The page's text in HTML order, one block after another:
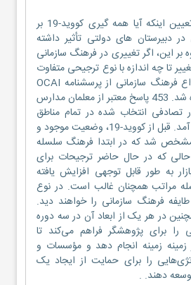
هدف از این تحقیق تعیین اینکه آیا همه گیری کووید-19 بر
دبیرستان های دولتی تأثیر داشته
این، اگر تغییری در فرهنگ سازمانی
تا چه اندازه با نوع ترجیحی متفاوت
است؟ برای تعیین انواع فرهنگ سازمانی از پرسشنامه OCAI
کامرون و کوین استفاده شد. 453 پاسخ معتبر از معلمان مدارس
تصادفی انتخاب شده در تمام مناطق
جمهوری چک به دست آمد. قبل از کووید-19، وضعیت موجود و
شد که در ابتدا فرهنگ سلسله
حالی که در حال حاضر ترجیحات برای
به طور قابل توجهی افزایش یافته
مراتب همچنان غالب است. در نوع
فرهنگ سازمانی را خواهند دید.
در هر یک از ابعاد آن در سه دوره
را برای پژوهشگر فراهم می‌کند تا
زمینه انجام دهد و مؤسسات و
را برای حمایت از ایجاد یک
دهند. .